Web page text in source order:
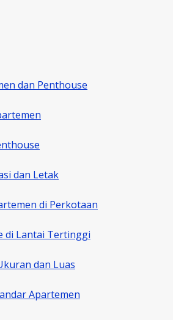
dan Penthouse
dan Letak
di Perkotaan
di Lantai Tertinggi
dan Luas
Apartemen